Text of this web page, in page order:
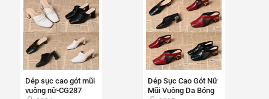
Dép sục cao gót mũi
vuông nữ-CG287
250,000 đ 16%
Dép Sục Cao Gót Nữ
Mũi Vuông Da Bóng
CG252
250,000 đ 16%